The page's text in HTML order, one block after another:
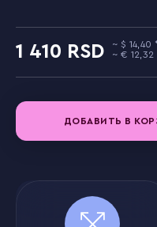
1 410
14,40
12,32
ДОБАВИТЬ В